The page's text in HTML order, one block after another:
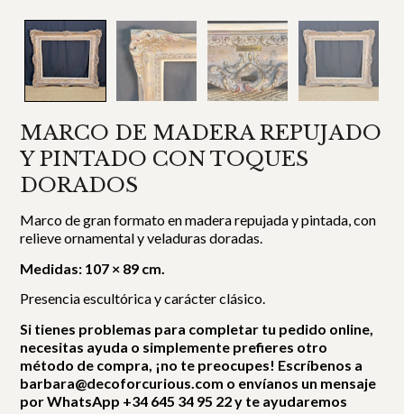
MARCO DE MADERA REPUJADO
Y PINTADO CON TOQUES
DORADOS
Marco de gran formato en madera repujada y pintada, con
relieve ornamental y veladuras doradas.
Medidas: 107 × 89 cm.
Presencia escultórica y carácter clásico.
Si tienes problemas para completar tu pedido online,
necesitas ayuda o simplemente prefieres otro
método de compra, ¡no te preocupes! Escríbenos a
barbara@decoforcurious.com o envíanos un mensaje
por WhatsApp +34 645 34 95 22 y te ayudaremos